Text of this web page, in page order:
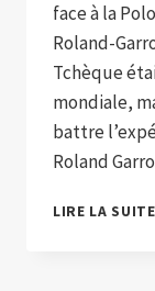
face à la
Roland-
Tchèque
mondiale,
battre
Roland
LIRE LA SUITE